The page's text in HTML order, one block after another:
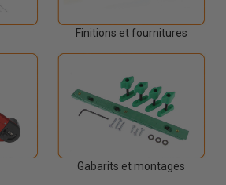
Finitions et fournitures
Gabarits et montages